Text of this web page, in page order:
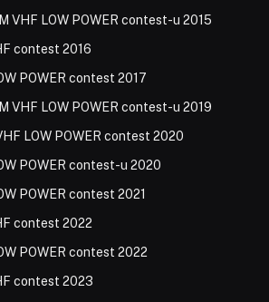
VHF LOW POWER contest-u 2015
contest 2016
POWER contest 2017
VHF LOW POWER contest-u 2019
LOW POWER contest 2020
POWER contest-u 2020
POWER contest 2021
contest 2022
POWER contest 2022
contest 2023